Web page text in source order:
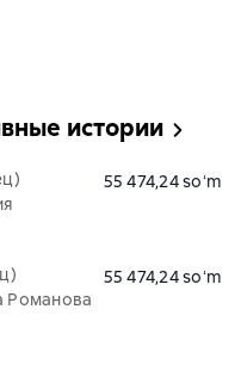
истории
55 474,24 soʻm
Романова
55 474,24 soʻm